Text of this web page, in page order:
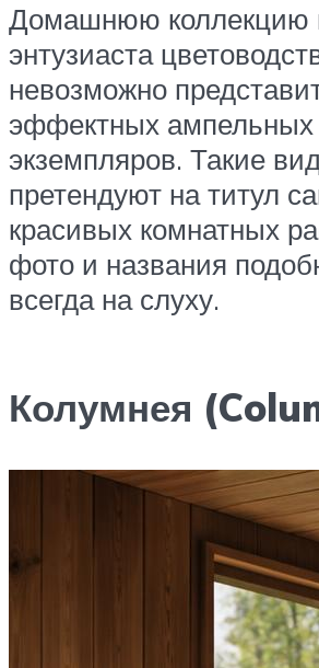
Домашнюю коллекцию
энтузиаста
невозможно
эффектных ампельных
экземпляров. Такие
претендуют на титул
красивых комнатных
фото и названия
всегда на слуху.
Колумнея